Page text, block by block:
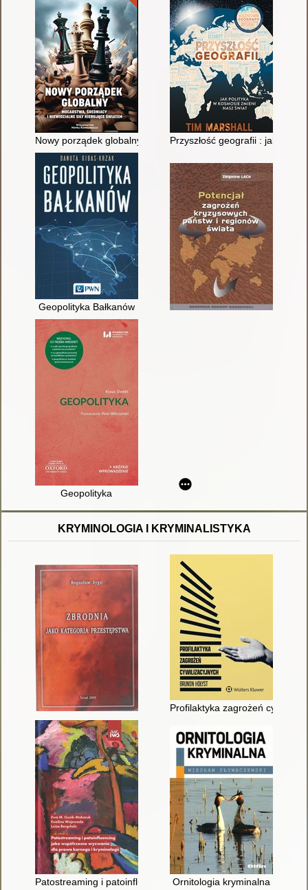
Nowy porządek globalny : mocarstwa, średniacy i niewidzialne
Przyszłość geografii : jak
Geopolityka Bałkanów
Geopolityka
KRYMINOLOGIA I KRYMINALISTYKA
Profilaktyka zagrożeń
Patostreaming i patoinfluencing jako współczesne wyzwania
Ornitologia kryminalna